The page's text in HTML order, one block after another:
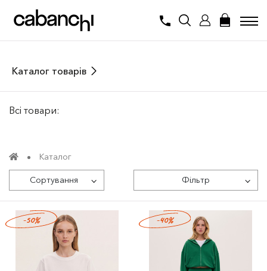
Каталог товарів
Всі товари:
Каталог
Сортування Фільтр
-50% -40%